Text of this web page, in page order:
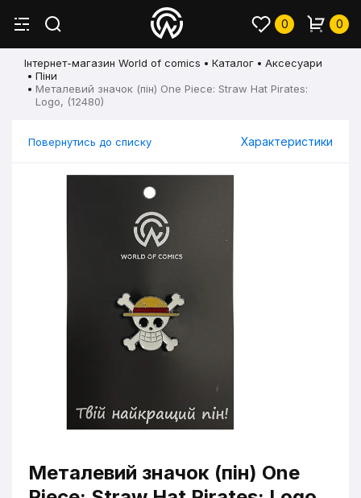
0 0
Інтернет-магазин World of comics Каталог
Аксесуари
Піни
Металевий значок (пін) One Piece: Straw Hat Pirates:
Logo, (12480)
Повернутись до списку Характеристики
Металевий значок (пін) One